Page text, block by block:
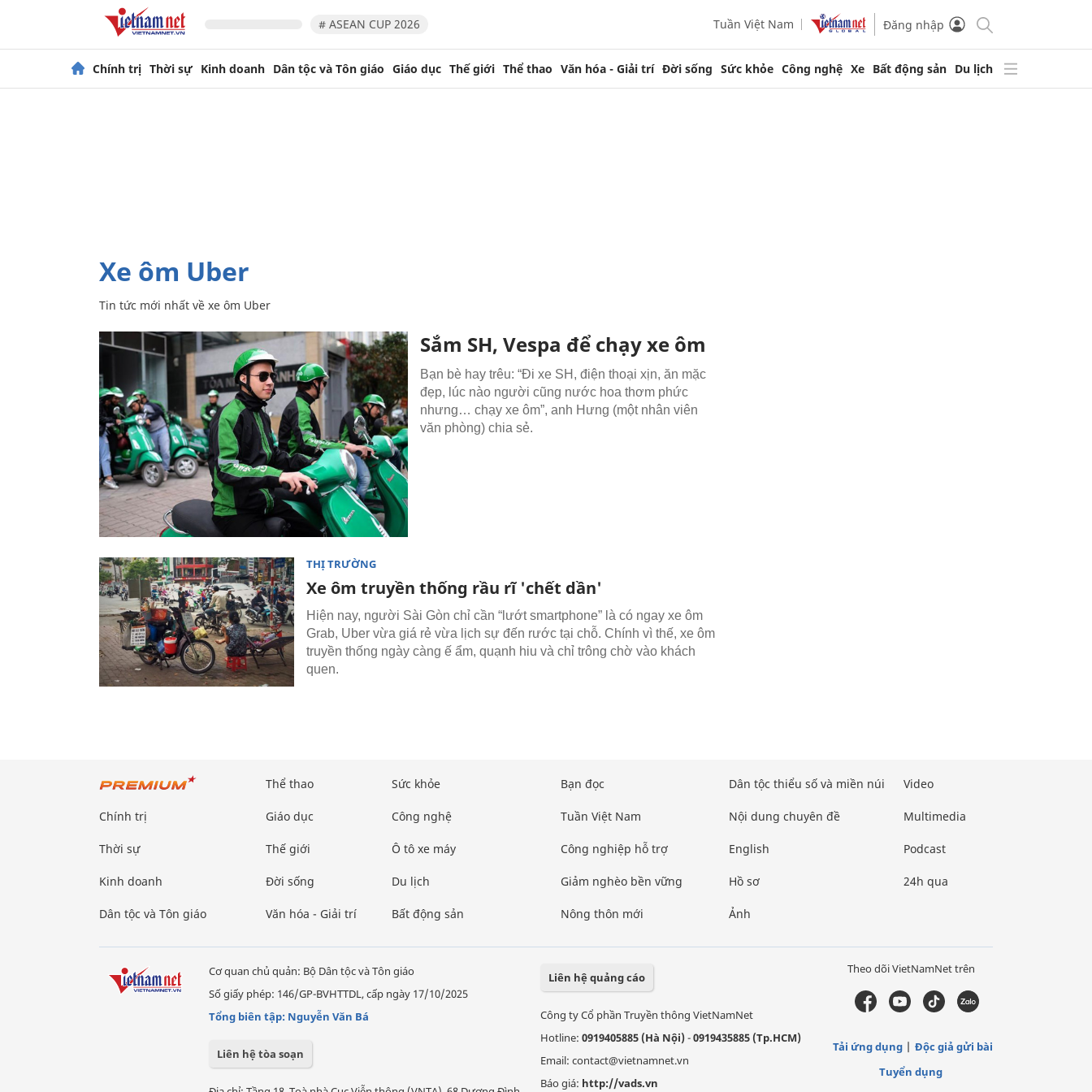
# ASEAN CUP 2026 Tuần Việt Nam Đăng nhập
Chính trị Thời sự Kinh doanh Dân tộc và Tôn giáo Giáo dục Thế giới Thể thao Văn hóa - Giải trí Đời sống Sức khỏe Công nghệ Xe Bất động sản Du lịch
xe ôm Uber
Tin tức mới nhất về xe ôm Uber
Sắm SH, Vespa để chạy xe ôm
Bạn bè hay trêu: “Đi xe SH, điện thoại xịn, ăn mặc
đẹp, lúc nào người cũng nước hoa thơm phức
nhưng… chạy xe ôm”, anh Hưng (một nhân viên
văn phòng) chia sẻ.
THỊ TRƯỜNG
Xe ôm truyền thống rầu rĩ 'chết dần'
Hiện nay, người Sài Gòn chỉ cần “lướt smartphone” là có ngay xe ôm
Grab, Uber vừa giá rẻ vừa lịch sự đến rước tại chỗ. Chính vì thế, xe ôm
truyền thống ngày càng ế ẩm, quạnh hiu và chỉ trông chờ vào khách
quen.
Chính trị
Thời sự
Kinh doanh
Dân tộc và Tôn giáo
Thể thao
Giáo dục
Thế giới
Đời sống
Văn hóa - Giải trí
Sức khỏe
Công nghệ
Ô tô xe máy
Du lịch
Bất động sản
Bạn đọc
Tuần Việt Nam
Công nghiệp hỗ trợ
Giảm nghèo bền vững
Nông thôn mới
Dân tộc thiểu số và miền núi
Nội dung chuyên đề
English
Hồ sơ
Ảnh
Video
Multimedia
Podcast
24h qua
Cơ quan chủ quản: Bộ Dân tộc và Tôn giáo
Số giấy phép: 146/GP-BVHTTDL, cấp ngày 17/10/2025
Tổng biên tập: Nguyễn Văn Bá
Liên hệ tòa soạn
Liên hệ quảng cáo
Công ty Cổ phần Truyền thông VietNamNet
Hotline: 0919405885 (Hà Nội)-0919435885 (Tp.HCM)
Email: contact@vietnamnet.vn
Báo giá: http://vads.vn
Theo dõi VietNamNet trên
Tải ứng dụng
Độc giả gửi bài
Tuyển dụng